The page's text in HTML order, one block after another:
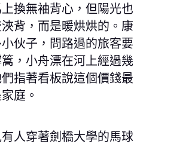
換無袖背心，但陽光也
背，而是暖烘烘的。康
伙子，問路過的旅客要
，小舟漂在河上經過幾
指著看板說這個價錢最
庭。
人穿著劍橋大學的馬球